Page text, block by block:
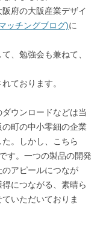
府の大阪産業デザイ
ッチングブログ)に
、勉強会も兼ねて、
ております。
ウンロードなどは当
町の中小零細の企業
。しかし、こちら
す。一つの製品の開発
アピールにつなが
につながる、素晴ら
いただいておりま